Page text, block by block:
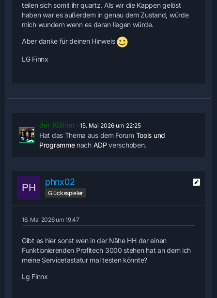
teilen sich somit ihr quartz. Als wir die Kappen gelöst
haben war es außerdem in genau dem Zustand, würde
mich wundern wenn es daran liegen würde.
Aber danke für deinen Hinweis
LG Finnx
der Köllner 15. Mai 2026 um 22:25
Hat das Thema aus dem Forum Tools und
Programmenach ADPverschoben.
phnx02
Glücksspieler
16. Mai 2026 um 19:47
Gibt es hier sonst wen in der Nähe HH der einen
Funktionierenden Profitech 3000 stehen hat an dem ich
meine Servicetastatur mal testen könnte?
Lg Finnx